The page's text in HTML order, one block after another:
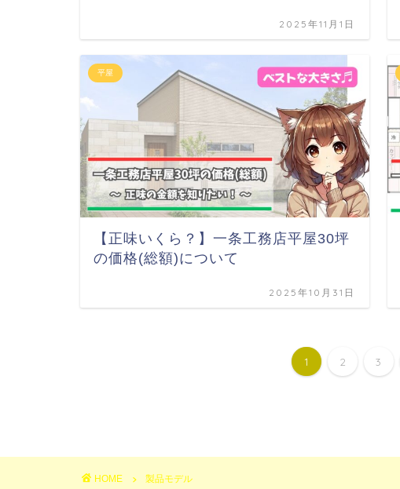
2025年11月1日
平屋
【正味いくら？】一条工務店平屋30坪
の価格(総額)について
2025年10月31日
1 2 3
HOME 製品モデル